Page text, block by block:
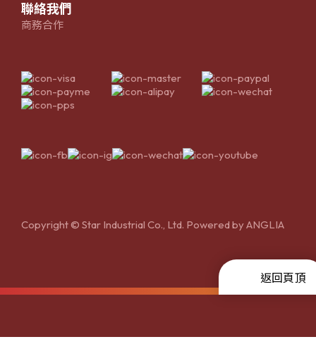
聯絡我們
商務合作
Copyright © Star Industrial Co., Ltd. Powered byANGLIA
返回頁頂